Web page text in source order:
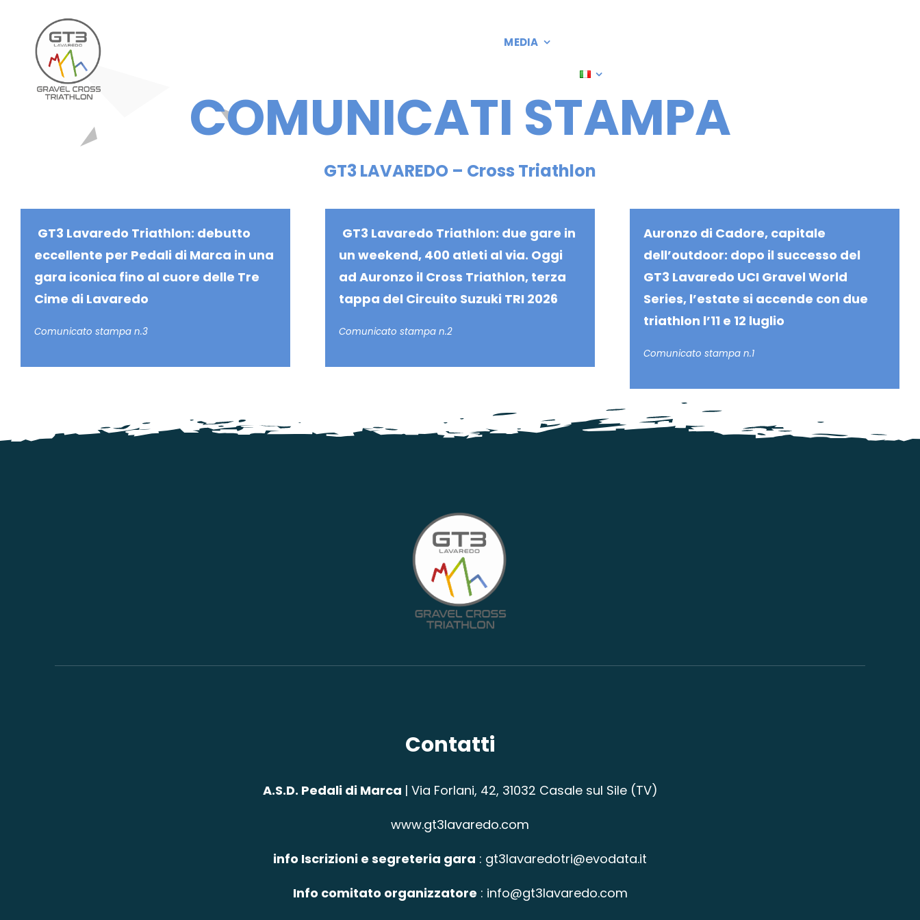
content
MEDIA
COMUNICATI STAMPA
GT3 LAVAREDO – Cross Triathlon
GT3 Lavaredo Triathlon: debutto
eccellente per Pedali di Marca in una
gara iconica fino al cuore delle Tre
Cime di Lavaredo
Comunicato stampa n.3
GT3 Lavaredo Triathlon: due gare in
un weekend, 400 atleti al via. Oggi
ad Auronzo il Cross Triathlon, terza
tappa del Circuito Suzuki TRI 2026
Comunicato stampa n.2
Auronzo di Cadore, capitale
dell’outdoor: dopo il successo del
GT3 Lavaredo UCI Gravel World
Series, l’estate si accende con due
triathlon l’11 e 12 luglio
Comunicato stampa n.1
Contatti
A.S.D. Pedali di Marca | Via Forlani, 42, 31032 Casale sul Sile (TV)
www.gt3lavaredo.com
info Iscrizioni e segreteria gara : gt3lavaredotri@evodata.it
Info comitato organizzatore : info@gt3lavaredo.com